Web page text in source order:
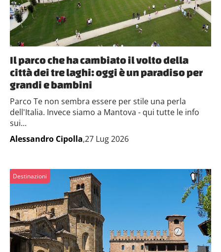
Il parco che ha cambiato il volto della
città dei tre laghi: oggi è un paradiso per
grandi e bambini
Parco Te non sembra essere per stile una perla
dell'Italia. Invece siamo a Mantova - qui tutte le info
sui...
Alessandro Cipolla,27 Lug 2026
Destinazioni